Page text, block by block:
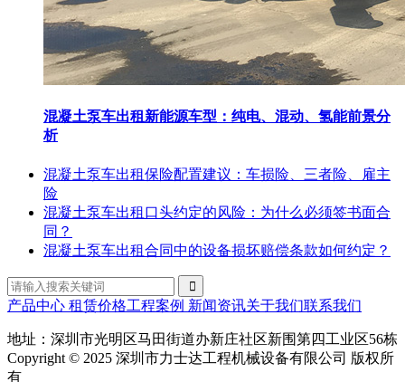
混凝土泵车出租新能源车型：纯电、混动、氢能前景分
析
混凝土泵车出租保险配置建议：车损险、三者险、雇主
险
混凝土泵车出租口头约定的风险：为什么必须签书面合
同？
混凝土泵车出租合同中的设备损坏赔偿条款如何约定？
产品中心 租赁价格工程案例 新闻资讯关于我们联系我们
地址：深圳市光明区马田街道办新庄社区新围第四工业区56栋
Copyright © 2025 深圳市力士达工程机械设备有限公司 版权所
有